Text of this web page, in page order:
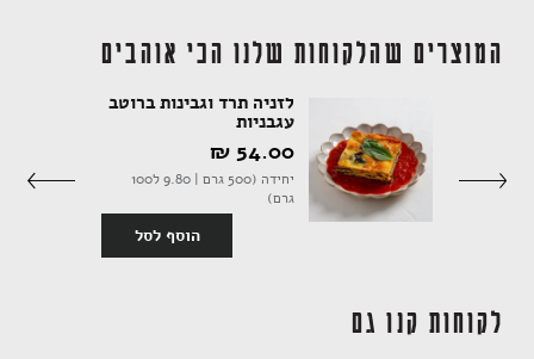
המוצרים שהלקוחות שלנו הכי אוהבים
לזניה תרד וגבינות ברוטב
עגבניות
54.00 ‏₪
יחידה (500 גרם | 9.80 ל100
גרם)
הוסף לסל
לקוחות קנו גם
אקססוריז
ספרים ומוצרי נייר